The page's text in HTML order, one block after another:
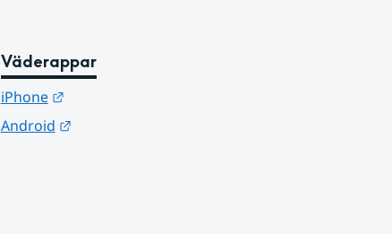
Väderappar
iPhone
Länk till annan webbplats.
Android
Länk till annan webbplats.